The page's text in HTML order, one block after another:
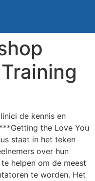
de kennis en
the Love You
staat in het teken
over hun
helpen om de meest
te worden. Het